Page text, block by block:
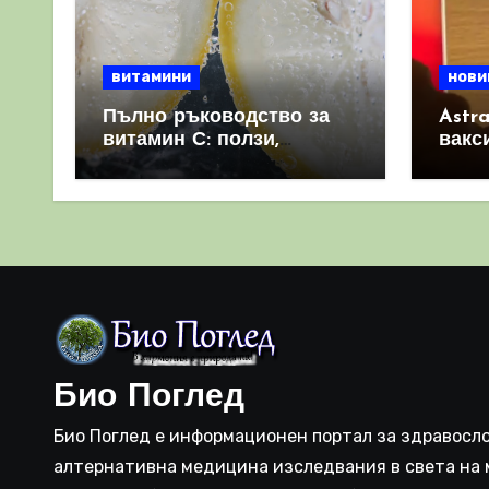
витамини
Пълно ръководство за
витамин С: ползи,
източници и защо е
важен за имунната
като
Био Поглед
Био Поглед е информационен портал за
алтернативна медицина изследвания в света